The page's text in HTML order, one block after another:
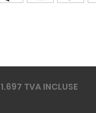
1.697 TVA INCLUSE